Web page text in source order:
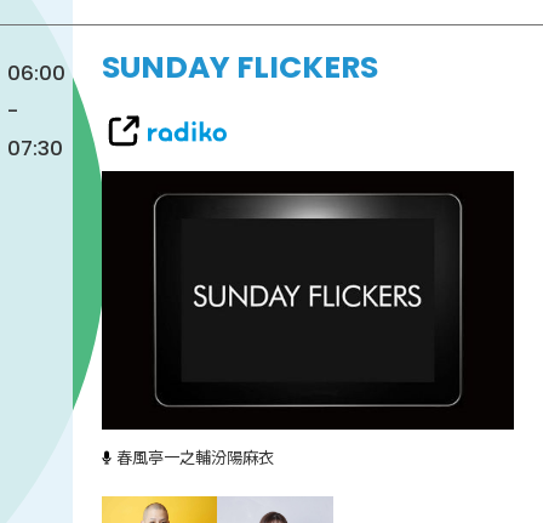
06:00
-
07:30
SUNDAY FLICKERS
春風亭一之輔汾陽麻衣